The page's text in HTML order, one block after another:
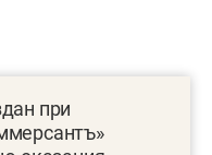
при